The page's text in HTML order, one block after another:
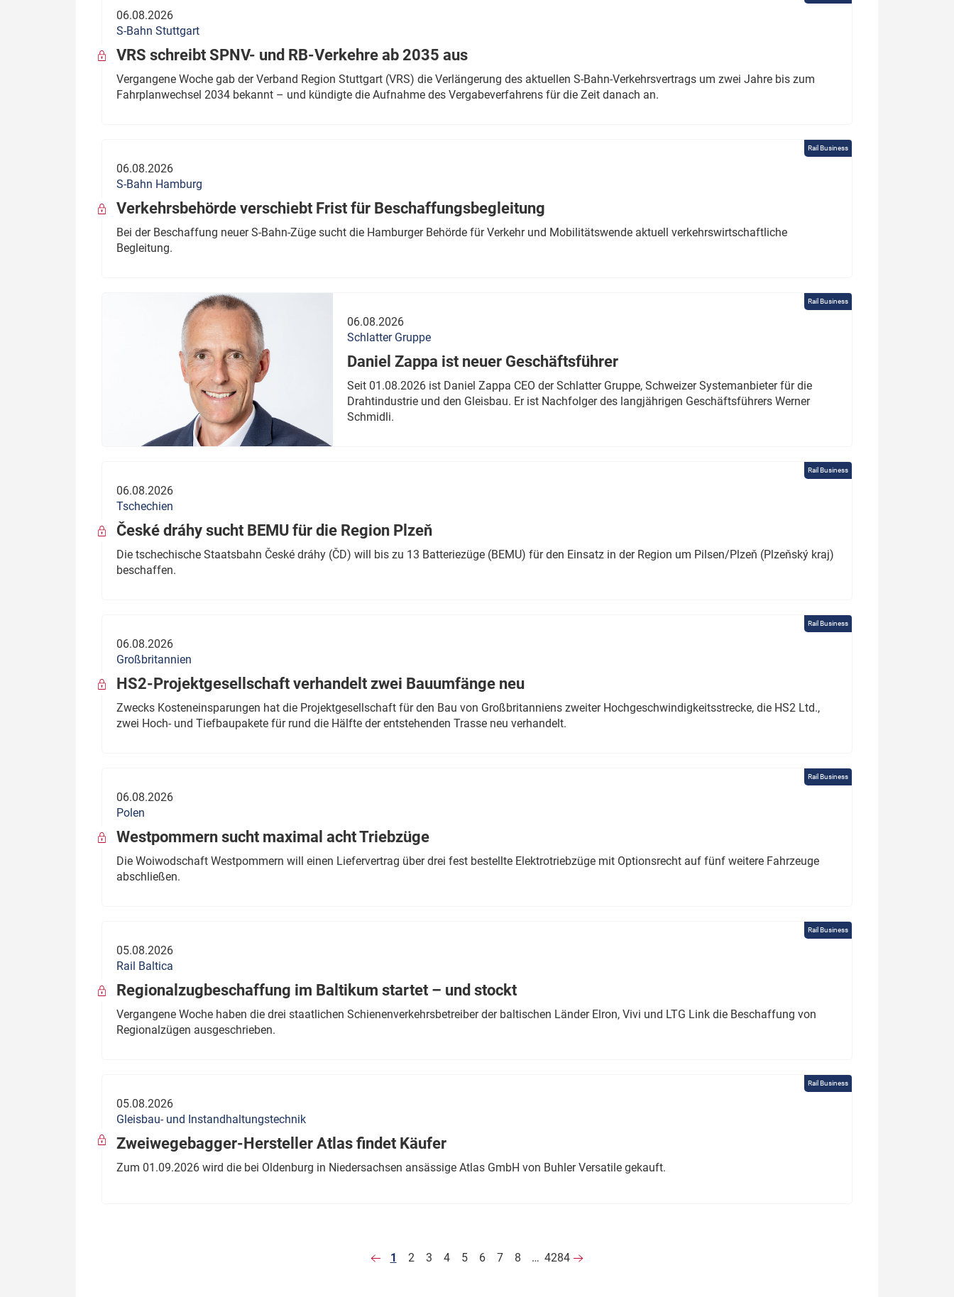
06.08.2026
S-Bahn Stuttgart
VRS schreibt SPNV- und RB-Verkehre ab 2035 aus
Vergangene Woche gab der Verband Region Stuttgart (VRS) die Verlängerung des aktuellen S-Bahn-Verkehrsvertrags um zwei Jahre bis zum
Fahrplanwechsel 2034 bekannt – und kündigte die Aufnahme des Vergabeverfahrens für die Zeit danach an.
Rail Business
06.08.2026
S-Bahn Hamburg
Verkehrsbehörde verschiebt Frist für Beschaffungsbegleitung
Bei der Beschaffung neuer S-Bahn-Züge sucht die Hamburger Behörde für Verkehr und Mobilitätswende aktuell verkehrswirtschaftliche
Begleitung.
Rail Business
06.08.2026
Schlatter Gruppe
Daniel Zappa ist neuer Geschäftsführer
Seit 01.08.2026 ist Daniel Zappa CEO der Schlatter Gruppe, Schweizer Systemanbieter für die
Drahtindustrie und den Gleisbau. Er ist Nachfolger des langjährigen Geschäftsführers Werner
Schmidli.
Rail Business
06.08.2026
Tschechien
České dráhy sucht BEMU für die Region Plzeň
Die tschechische Staatsbahn České dráhy (ČD) will bis zu 13 Batteriezüge (BEMU) für den Einsatz in der Region um Pilsen/Plzeň (Plzeňský kraj)
beschaffen.
Rail Business
06.08.2026
Großbritannien
HS2-Projektgesellschaft verhandelt zwei Bauumfänge neu
Zwecks Kosteneinsparungen hat die Projektgesellschaft für den Bau von Großbritanniens zweiter Hochgeschwindigkeitsstrecke, die HS2 Ltd.,
zwei Hoch- und Tiefbaupakete für rund die Hälfte der entstehenden Trasse neu verhandelt.
Rail Business
06.08.2026
Polen
Westpommern sucht maximal acht Triebzüge
Die Woiwodschaft Westpommern will einen Liefervertrag über drei fest bestellte Elektrotriebzüge mit Optionsrecht auf fünf weitere Fahrzeuge
abschließen.
Rail Business
05.08.2026
Rail Baltica
Regionalzugbeschaffung im Baltikum startet – und stockt
Vergangene Woche haben die drei staatlichen Schienenverkehrsbetreiber der baltischen Länder Elron, Vivi und LTG Link die Beschaffung von
Regionalzügen ausgeschrieben.
Rail Business
05.08.2026
Gleisbau- und Instandhaltungstechnik
Zweiwegebagger-Hersteller Atlas findet Käufer
Zum 01.09.2026 wird die bei Oldenburg in Niedersachsen ansässige Atlas GmbH von Buhler Versatile gekauft.
1 2 3 4 5 6 7 8 … 4284